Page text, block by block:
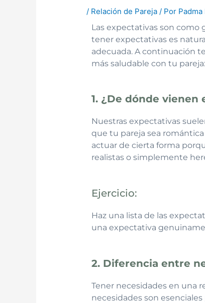
/ Relación de Pareja / Por
Las expectativas son como
tener expectativas es
adecuada. A continuación
más saludable con tu pareja:
1. ¿De dónde vienen
Nuestras expectativas
que tu pareja sea
actuar de cierta forma
realistas o simplemente
Ejercicio:
Haz una lista de las
una expectativa
2. Diferencia entre
Tener necesidades en una
necesidades son